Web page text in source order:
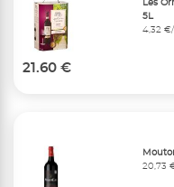
Les
5L
4,32 €/
21.60 €
20,73